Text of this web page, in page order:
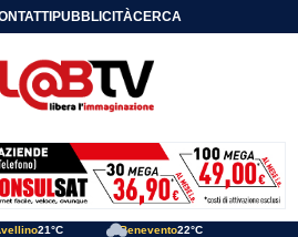
PUBBLICITÀCERCA
21°C Benevento22°C